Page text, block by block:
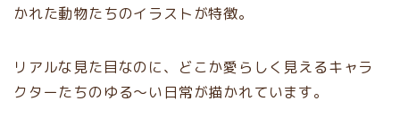
かれた動物たちのイラストが特徴。
リアルな見た目なのに、どこか愛らしく見えるキャラ
クターたちのゆる〜い日常が描かれています。